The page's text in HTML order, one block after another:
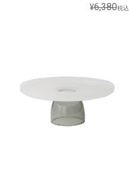
¥6,380税込